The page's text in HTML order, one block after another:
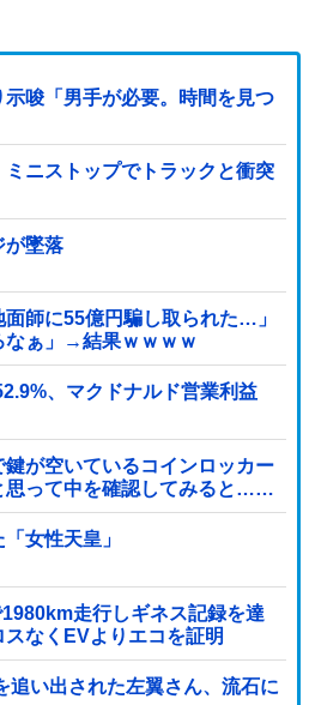
唆「男手が必要。時間を見つ
ミニストップでトラックと衝突
が墜落
面師に55億円騙し取られた…」
なぁ」→結果ｗｗｗｗ
、マクドナルド営業利益
が空いているコインロッカー
思って中を確認してみると……
女性天皇」
走行しギネス記録を達
なくEVよりエコを証明
追い出された左翼さん、流石に